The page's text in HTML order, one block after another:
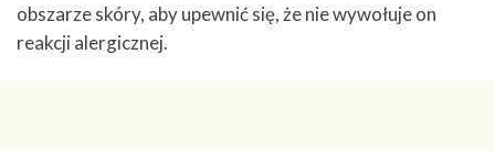
obszarze skóry, aby upewnić się, że nie wywołuje on
reakcji alergicznej.